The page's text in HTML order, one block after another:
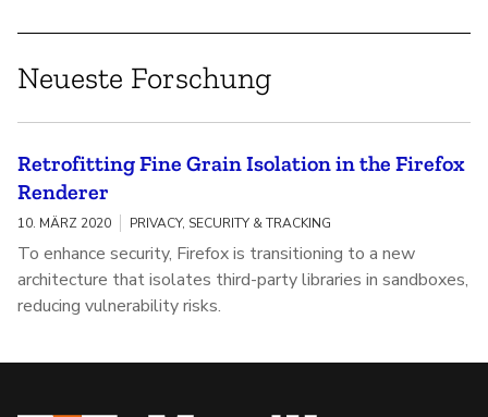
Neueste Forschung
Retrofitting Fine Grain Isolation in the Firefox
Renderer
10. MÄRZ 2020 PRIVACY, SECURITY & TRACKING
To enhance security, Firefox is transitioning to a new
architecture that isolates third-party libraries in sandboxes,
reducing vulnerability risks.